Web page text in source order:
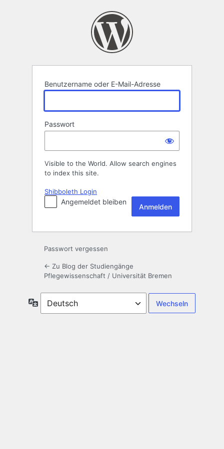
Benutzername oder E-Mail-Adresse
Passwort
Visible to the World. Allow search engines
to index this site.
Shibboleth Login
Angemeldet bleiben
Passwort vergessen
← Zu Blog der Studiengänge
Pflegewissenschaft / Universität Bremen
Sprache